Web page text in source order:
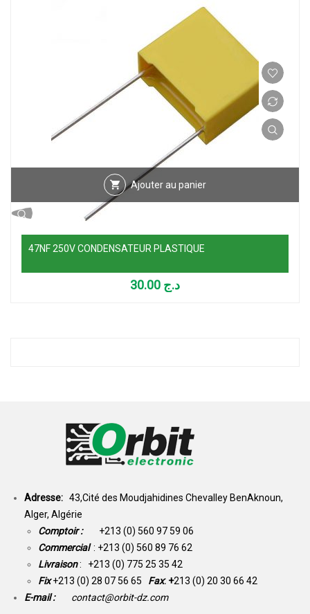
Ajouter au panier
47NF 250V CONDENSATEUR PLASTIQUE
د.ج
Adresse: 43,Cité des Moudjahidines Chevalley BenAknoun,
Alger, Algérie
Comptoir : +213 (0) 560 97 59 06
Commercial : +213 (0) 560 89 76 62
Livraison: +213 (0) 775 25 35 42
Fix +213 (0) 28 07 56 65 Fax: +213 (0) 20 30 66 42
E-mail :
contact@orbit-dz.com